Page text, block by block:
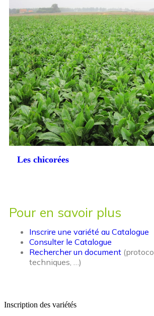
Les chicorées
Pour en savoir plus
Inscrire une variété au Catalogue
Consulter le Catalogue
Rechercher un document
techniques, …)
Inscription des variétés